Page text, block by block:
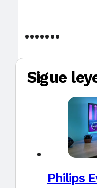
Sigue
Philips